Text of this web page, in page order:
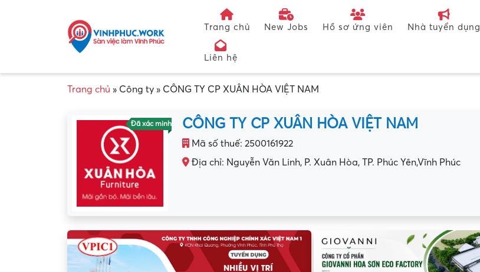
Trang chủ New Jobs Hồ sơ ứng viên Nhà tuyển dụng
Liên hệ
Trang chủ » Công ty » CÔNG TY CP XUÂN HÒA VIỆT NAM
Đã xác minh CÔNG TY CP XUÂN HÒA VIỆT NAM
Mã số thuế: 2500161922
Địa chỉ: Nguyễn Văn Linh, P. Xuân Hòa, TP. Phúc Yên,Vĩnh Phúc